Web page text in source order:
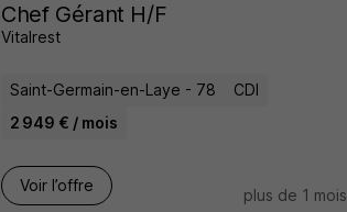
Chef Gérant H/F
Vitalrest
Saint-Germain-en-Laye - 78
CDI
2 949 € / mois
Voir l’offre
plus de 1 mois